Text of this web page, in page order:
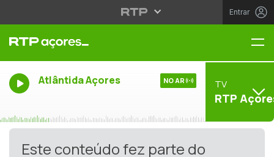
Entrar
Atlântida Açores NO AR TV
RTP
Este conteúdo fez parte do